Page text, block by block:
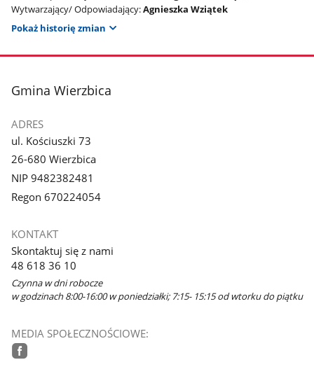
Wytwarzający/ Odpowiadający:Agnieszka Wziątek
Pokaż historię zmian
stopka
Gmina Wierzbica
ADRES
ul. Kościuszki 73
26-680 Wierzbica
NIP 9482382481
Regon 670224054
KONTAKT
Skontaktuj się z nami
48 618 36 10
Czynna w dni robocze
w godzinach 8:00-16:00 w poniedziałki; 7:15- 15:15 od wtorku do piątku
MEDIA SPOŁECZNOŚCIOWE: